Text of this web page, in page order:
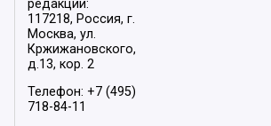
редакции:
117218, Россия, г.
Москва, ул.
Кржижановского,
д.13, кор. 2
Телефон: +7 (495)
718-84-11